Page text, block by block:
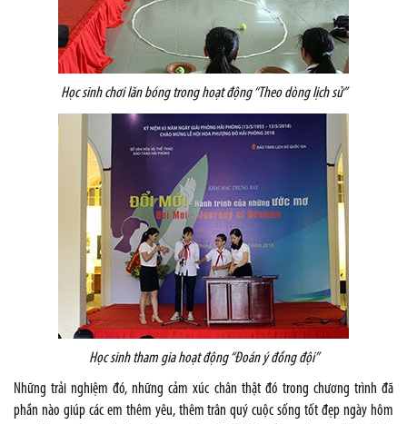
Học sinh chơi lăn bóng trong hoạt động “Theo dòng lịch sử”
Học sinh tham gia hoạt động “Đoán ý đồng đội”
Những trải nghiệm đó, những cảm xúc chân thật đó trong chương trình đã
phần nào giúp các em thêm yêu, thêm trân quý cuộc sống tốt đẹp ngày hôm